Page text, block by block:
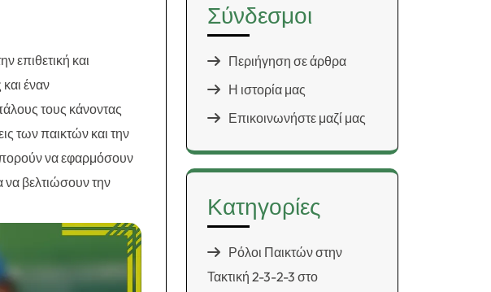
επιθετική και
έναν
τους κάνοντας
των παικτών και την
να εφαρμόσουν
να βελτιώσουν την
Σύνδεσμοι
Περιήγηση σε άρθρα
Η ιστορία μας
Επικοινωνήστε μαζί μας
Κατηγορίες
Ρόλοι Παικτών στην
Τακτική 2-3-2-3 στο